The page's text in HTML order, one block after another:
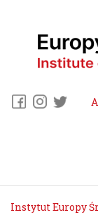
A
Instytut Europy